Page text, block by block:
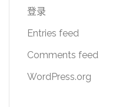
登录
Entries feed
Comments feed
WordPress.org